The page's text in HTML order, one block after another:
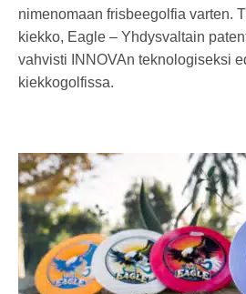
nimenomaan frisbeegolfia varten.
kiekko, Eagle – Yhdysvaltain
vahvisti INNOVAn teknologiseksi
kiekkogolfissa.